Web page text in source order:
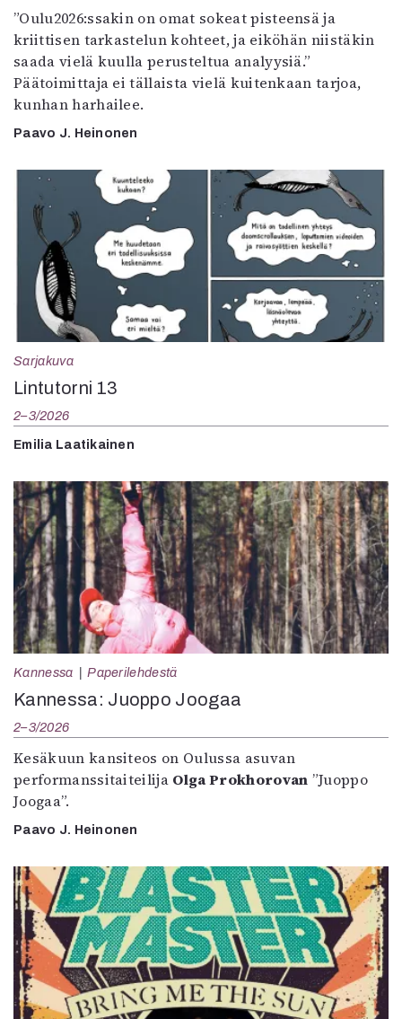
”Oulu2026:ssakin on omat sokeat pisteensä ja
kriittisen tarkastelun kohteet, ja eiköhän niistäkin
saada vielä kuulla perusteltua analyysiä.”
Päätoimittaja ei tällaista vielä kuitenkaan tarjoa,
kunhan harhailee.
Paavo J. Heinonen
Sarjakuva
Lintutorni 13
2–3/2026
Emilia Laatikainen
Kannessa Paperilehdestä
Kannessa: Juoppo Joogaa
2–3/2026
Kesäkuun kansiteos on Oulussa asuvan
performanssitaiteilija Olga Prokhorovan ”Juoppo
Joogaa”.
Paavo J. Heinonen